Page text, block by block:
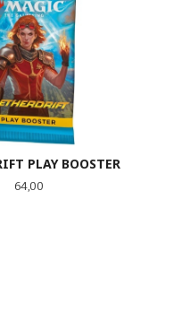
PLAY BOOSTER
Pris
64,00